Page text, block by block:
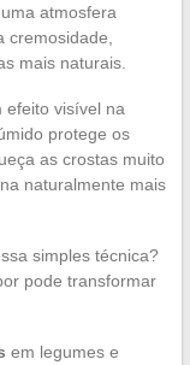
atmosfera
cremosidade,
mais naturais.
efeito visível na
protege os
as crostas muito
naturalmente mais
simples técnica?
pode transformar
em legumes e